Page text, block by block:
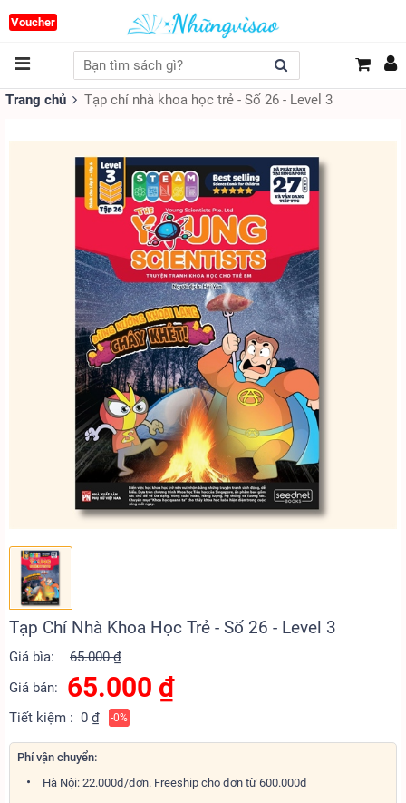
Voucher
Trang chủ Tạp chí nhà khoa học trẻ - Số 26 - Level 3
Tạp Chí Nhà Khoa Học Trẻ - Số 26 - Level 3
Giá bìa:
65.000 ₫
Giá bán:
65.000 ₫
Tiết kiệm : 0 ₫ -0%
Phí vận chuyển:
Hà Nội: 22.000đ/đơn. Freeship cho đơn từ 600.000đ